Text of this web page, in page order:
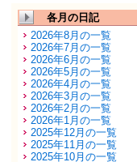
各月の日記
2026年8月の一覧
2026年7月の一覧
2026年6月の一覧
2026年5月の一覧
2026年4月の一覧
2026年3月の一覧
2026年2月の一覧
2026年1月の一覧
2025年12月の一覧
2025年11月の一覧
2025年10月の一覧